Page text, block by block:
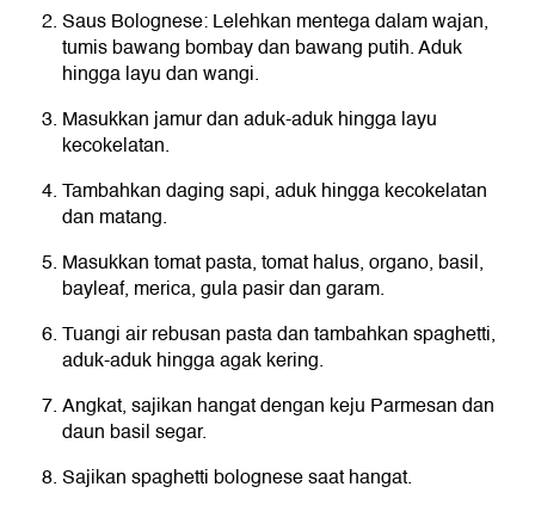
Saus Bolognese: Lelehkan mentega dalam wajan,
tumis bawang bombay dan bawang putih. Aduk
hingga layu dan wangi.
Masukkan jamur dan aduk-aduk hingga layu
kecokelatan.
Tambahkan daging sapi, aduk hingga kecokelatan
dan matang.
Masukkan tomat pasta, tomat halus, organo, basil,
bayleaf, merica, gula pasir dan garam.
Tuangi air rebusan pasta dan tambahkan spaghetti,
aduk-aduk hingga agak kering.
Angkat, sajikan hangat dengan keju Parmesan dan
daun basil segar.
Sajikan spaghetti bolognese saat hangat.